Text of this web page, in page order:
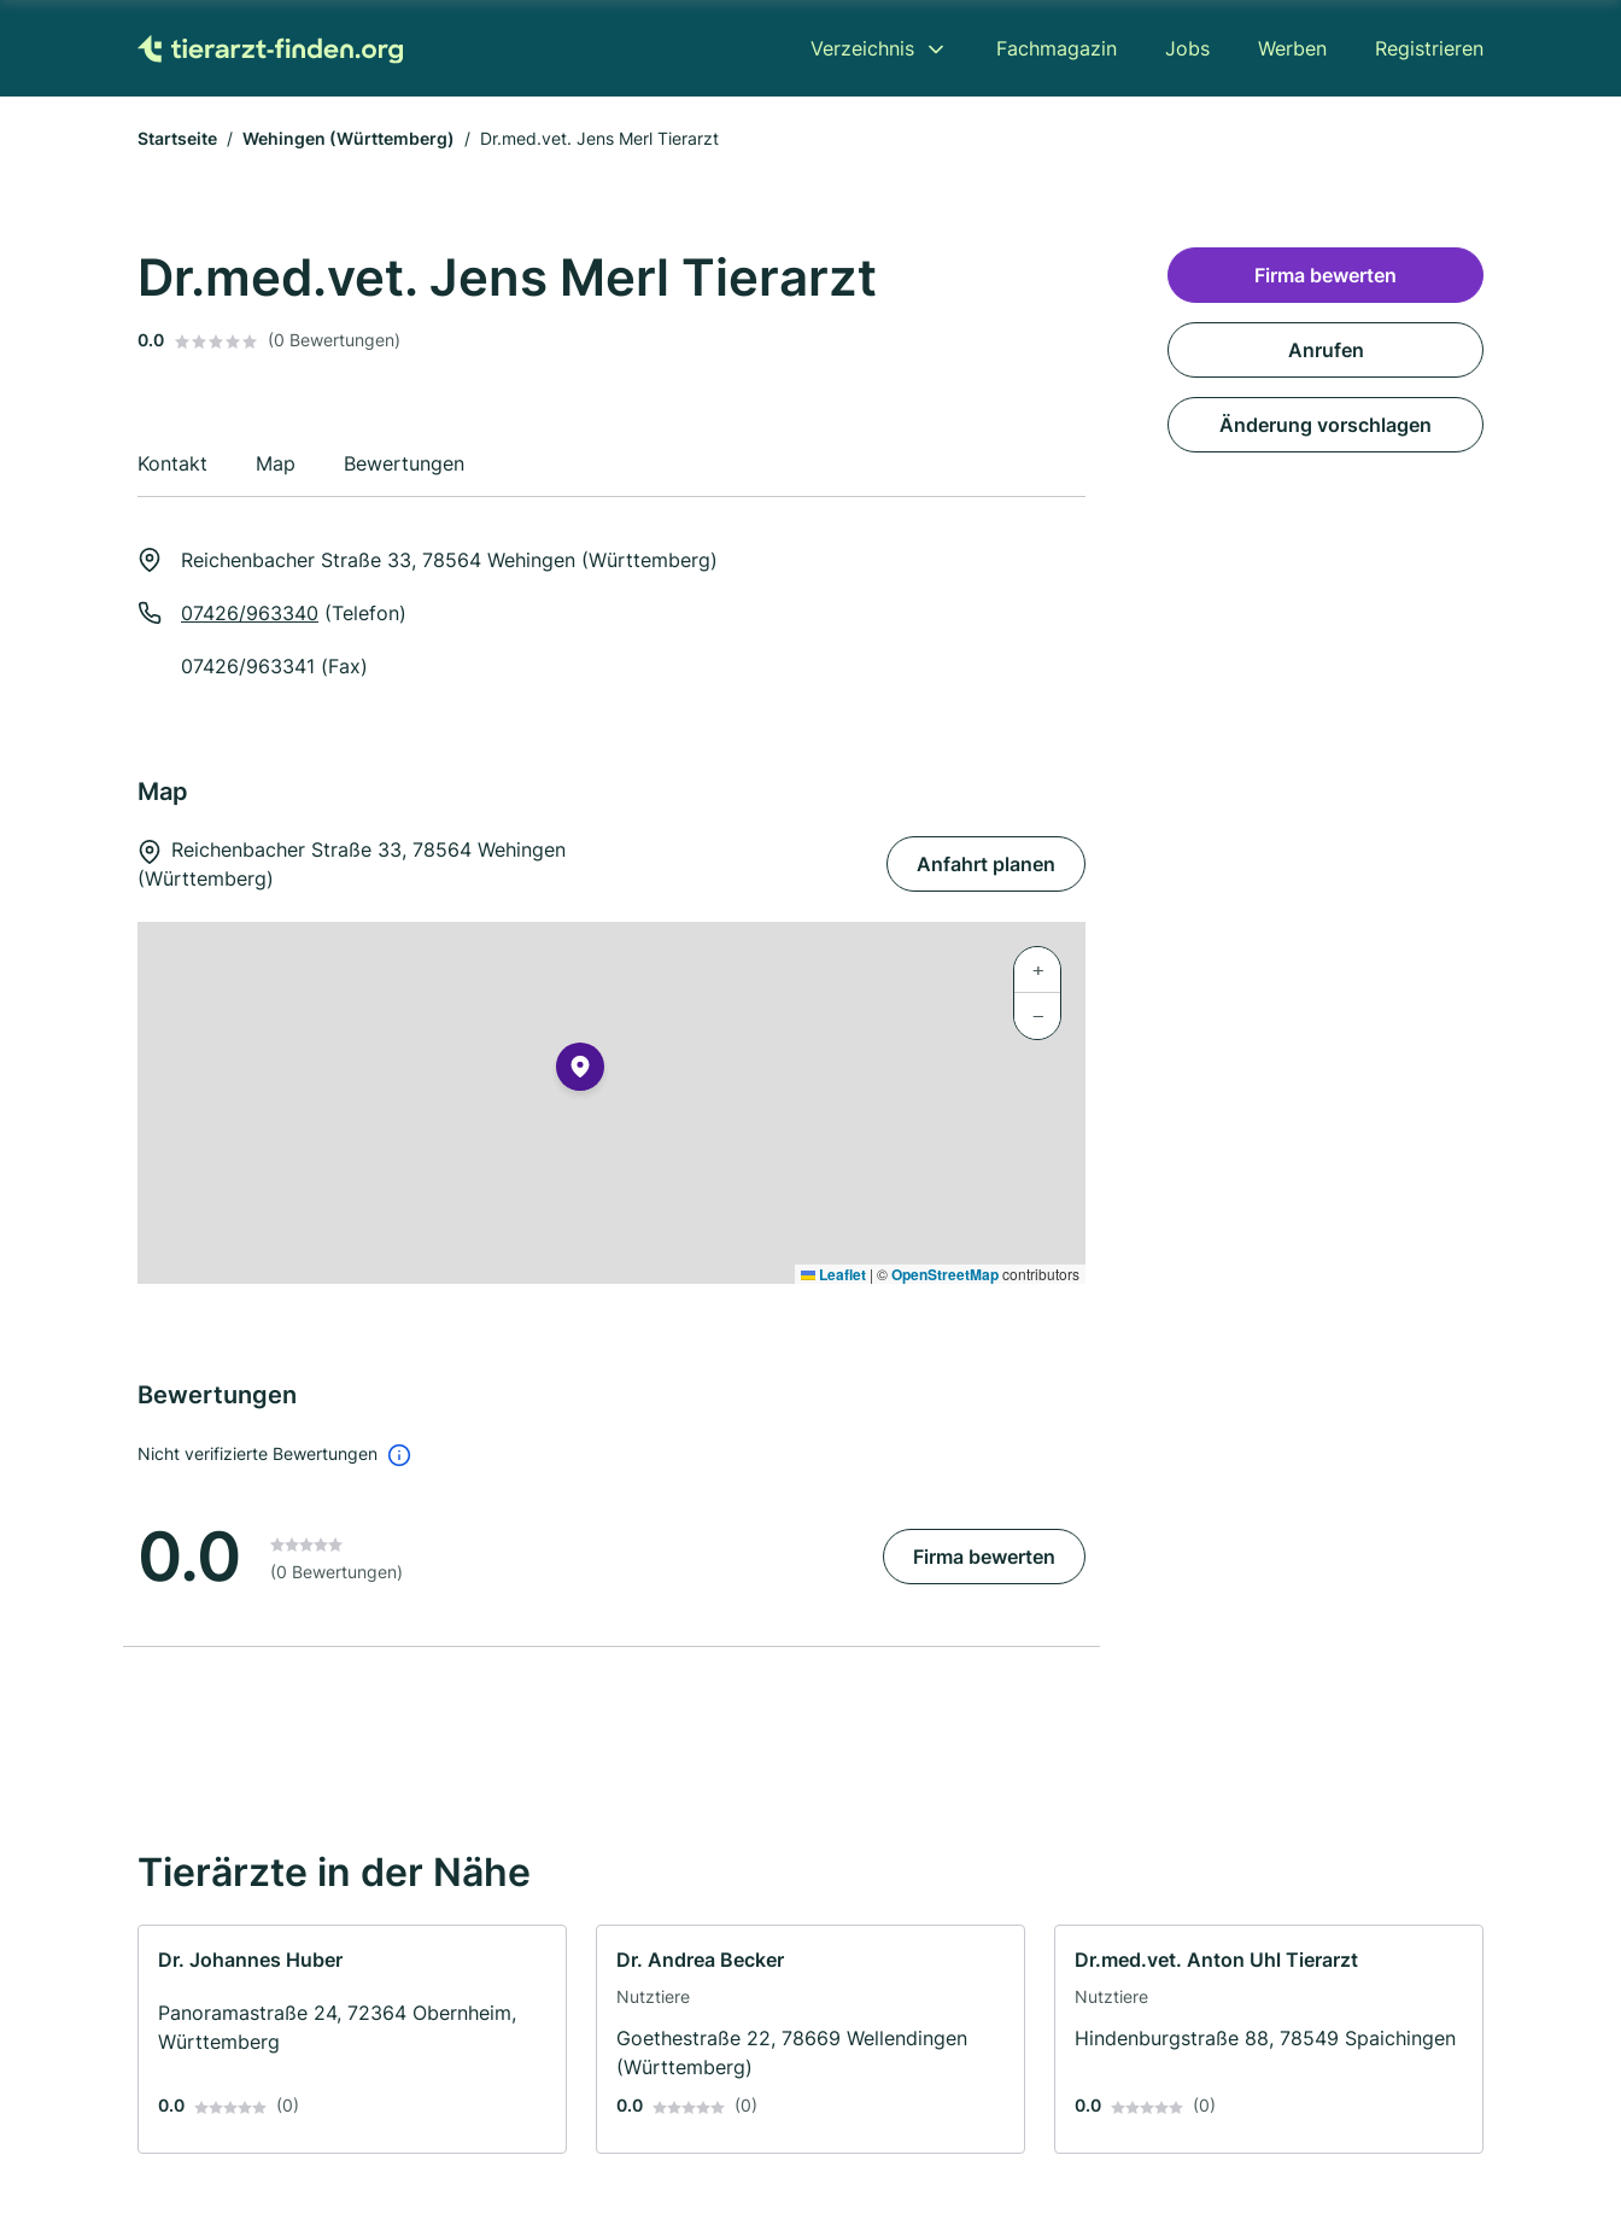
Verzeichnis Fachmagazin Jobs Werben Registrieren
Startseite Wehingen (Württemberg) Dr.med.vet. Jens Merl Tierarzt
Dr.med.vet. Jens Merl Tierarzt
0.0 (0 Bewertungen)
Kontakt Map Bewertungen
Reichenbacher Straße 33, 78564 Wehingen (Württemberg)
07426/963340 (Telefon)
07426/963341 (Fax)
Map
Reichenbacher Straße 33, 78564 Wehingen
(Württemberg)
Anfahrt planen
+
−
Leaflet | ©OpenStreetMapcontributors
Bewertungen
Nicht verifizierte Bewertungen
0.0 (0 Bewertungen)
Firma bewerten
Firma bewerten
Anrufen
Änderung vorschlagen
Tierärzte in der Nähe
Dr. Johannes Huber
Panoramastraße 24, 72364 Obernheim,
Württemberg
0.0 (0)
Dr. Andrea Becker
Nutztiere
Goethestraße 22, 78669 Wellendingen
(Württemberg)
0.0 (0)
Dr.med.vet. Anton Uhl Tierarzt
Nutztiere
Hindenburgstraße 88, 78549 Spaichingen
0.0 (0)